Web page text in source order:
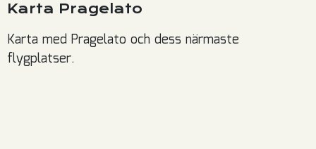
Karta Pragelato
Karta med Pragelato och dess närmaste
flygplatser.